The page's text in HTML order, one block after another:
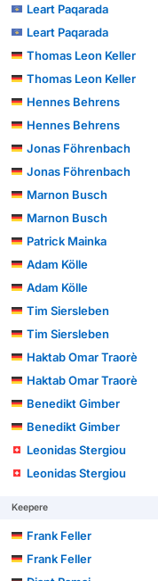
Leart Paqarada
Leart Paqarada
Thomas Leon Keller
Thomas Leon Keller
Hennes Behrens
Hennes Behrens
Jonas Föhrenbach
Jonas Föhrenbach
Marnon Busch
Marnon Busch
Patrick Mainka
Adam Kölle
Adam Kölle
Tim Siersleben
Tim Siersleben
Haktab Omar Traorè
Haktab Omar Traorè
Benedikt Gimber
Benedikt Gimber
Leonidas Stergiou
Leonidas Stergiou
Keepere
Frank Feller
Frank Feller